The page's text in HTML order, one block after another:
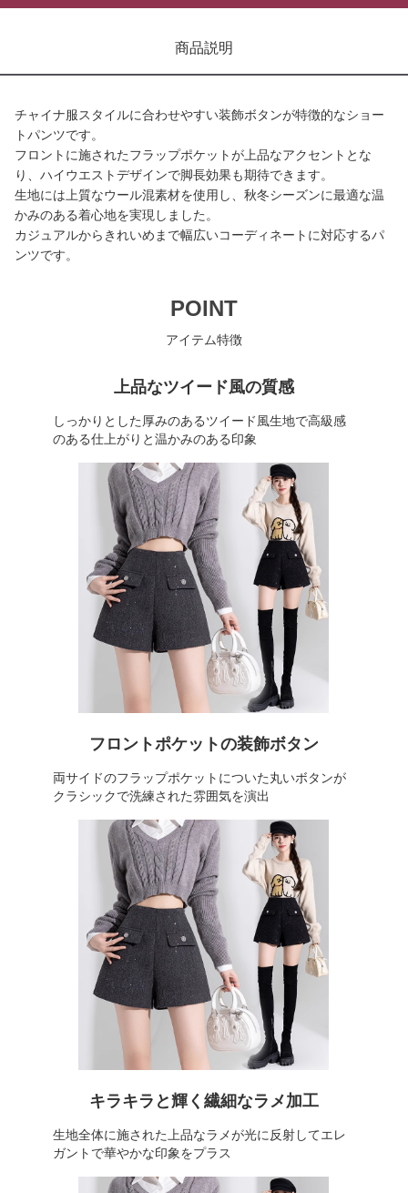
商品説明
チャイナ服スタイルに合わせやすい装飾ボタンが特徴的なショー
トパンツです。
フロントに施されたフラップポケットが上品なアクセントとな
り、ハイウエストデザインで脚長効果も期待できます。
生地には上質なウール混素材を使用し、秋冬シーズンに最適な温
かみのある着心地を実現しました。
カジュアルからきれいめまで幅広いコーディネートに対応するパ
ンツです。
POINT
アイテム特徴
上品なツイード風の質感
しっかりとした厚みのあるツイード風生地で高級感
のある仕上がりと温かみのある印象
フロントポケットの装飾ボタン
両サイドのフラップポケットについた丸いボタンが
クラシックで洗練された雰囲気を演出
キラキラと輝く繊細なラメ加工
生地全体に施された上品なラメが光に反射してエレ
ガントで華やかな印象をプラス